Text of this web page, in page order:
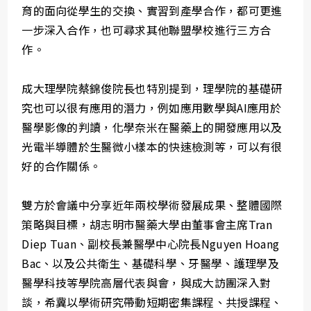
育的面向從學生的交換、實習到產學合作，都可更進
一步深入合作，也可尋求其他聯盟學校進行三方合
作。
成大理學院蔡錦俊院長也特別提到，理學院的基礎研
究也可以很有應用的潛力，例如應用數學與AI應用於
醫學影像的判讀，化學奈米在醫藥上的開發應用以及
光電半導體於生醫微小樣本的快速檢測等，可以有很
好的合作關係。
雙方於會議中分享近年兩校學術發展成果、整體國際
策略與目標，胡志明市醫藥大學由董事會主席Tran
Diep Tuan、副校長兼醫學中心院長Nguyen Hoang
Bac、以及公共衛生、基礎科學、牙醫學、護理學及
醫學科技等學院高層代表與會，與成大訪團深入對
談，希冀以學術研究帶動短期密集課程、共授課程、